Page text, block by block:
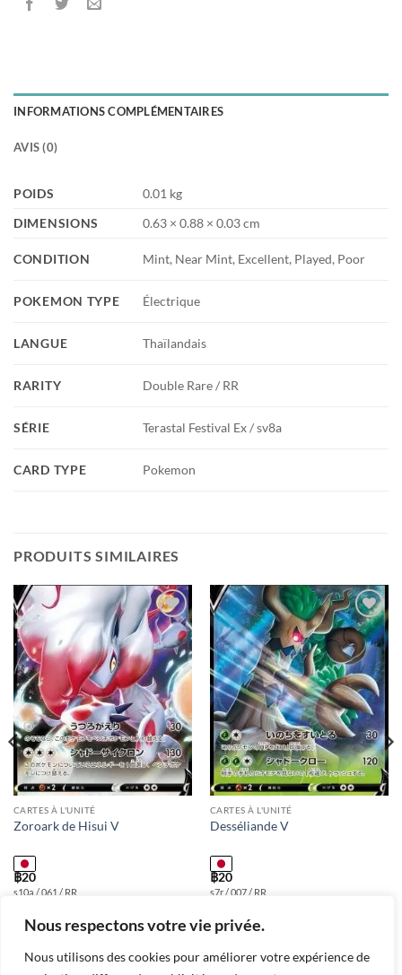
Nous respectons votre vie privée.
Nous utilisons des cookies pour améliorer votre expérience de
INFORMATIONS COMPLÉMENTAIRES
AVIS (0)
POIDS
0.01 kg
DIMENSIONS
0.63 × 0.88 × 0.03 cm
CONDITION Mint, Near Mint, Excellent, Played, Poor
POKEMON TYPE Électrique
LANGUE Thaïlandais
RARITY Double Rare / RR
SÉRIE Terastal Festival Ex / sv8a
CARD TYPE Pokemon
PRODUITS SIMILAIRES
Add to
wishlist
CARTES À L'UNITÉ
Zoroark de Hisui V
฿20
s10a / 061 / RR
Add to
wishlist
CARTES À L'UNITÉ
Desséliande V
฿20
s7r / 007 / RR